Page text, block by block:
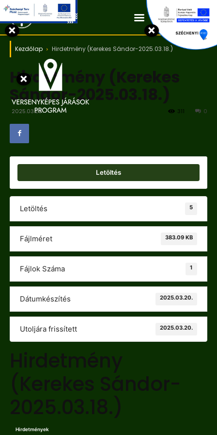
Kapcsolat
Kezdőlap Hirdetmény (Kerekes Sándor-2025.03.18.)
Hirdetmény (Kerekes
Sándor-2025.03.18.)
2025.03.20. 0
311
Letöltés
Letöltés 5
Fájlméret 383.09 KB
Fájlok Száma 1
Dátumkészítés 2025.03.20.
Utoljára frissített 2025.03.20.
Hirdetmény
(Kerekes Sándor-
2025.03.18.)
Hirdetmények
×
×
×